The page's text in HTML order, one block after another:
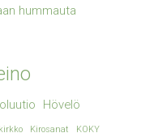
hummauta
Hövelö
kirkko Kirosanat KOKY